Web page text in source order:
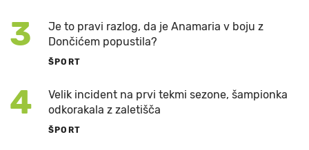
3
Je to pravi razlog, da je Anamaria v boju z
Dončićem popustila?
ŠPORT
4
Velik incident na prvi tekmi sezone, šampionka
odkorakala z zaletišča
ŠPORT